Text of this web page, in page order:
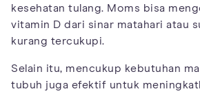
kesehatan tulang. Moms bisa
vitamin D dari sinar matahari atau
kurang tercukupi.
Selain itu, mencukup kebutuhan
tubuh juga efektif untuk